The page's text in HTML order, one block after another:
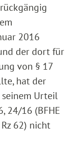
2016
der dort für
von § 17
hat der
Urteil
24/16 (BFHE
62) nicht